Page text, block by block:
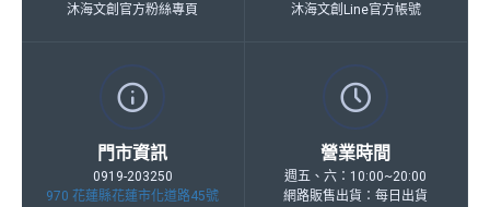
沐海文創官方粉絲專頁 沐海文創Line官方帳號
門市資訊
0919-203250
970 花蓮縣花蓮市化道路45號
營業時間
週五、六：10:00~20:00
網路販售出貨：每日出貨